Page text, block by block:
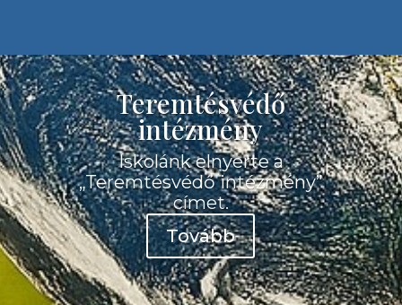
Teremtésvédő
intézmény
Iskolánk elnyerte a
„Teremtésvédő intézmény”
címet.
Tovább